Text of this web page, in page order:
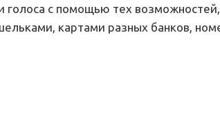
с помощью тех
картами разных банков,